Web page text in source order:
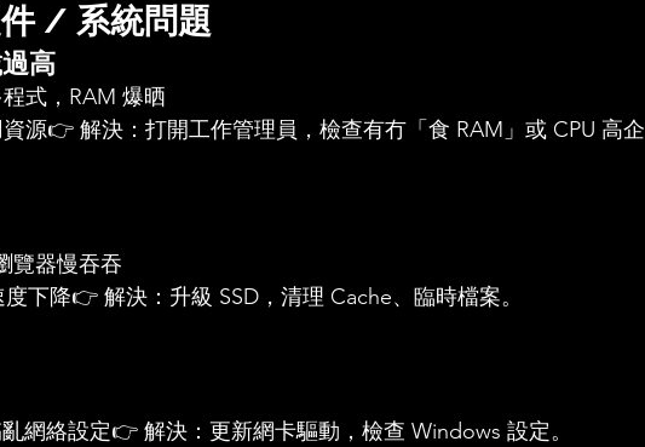
/ 系統問題
高
式，RAM 爆晒
源👉 解決：打開工作管理員，檢查有冇「食 RAM」或 CPU 高企
覽器慢吞吞
下降👉 解決：升級 SSD，清理 Cache、臨時檔案。
網絡設定👉 解決：更新網卡驅動，檢查 Windows 設定。